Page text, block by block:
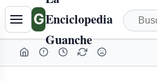
GEnciclopedia
Guanche